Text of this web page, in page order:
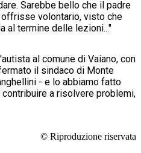
Sarebbe bello che il padre
volontario, visto che
al termine delle lezioni..."
al comune di Vaiano, con
il sindaco di Monte
- e lo abbiamo fatto
a risolvere problemi,
© Riproduzione riservata